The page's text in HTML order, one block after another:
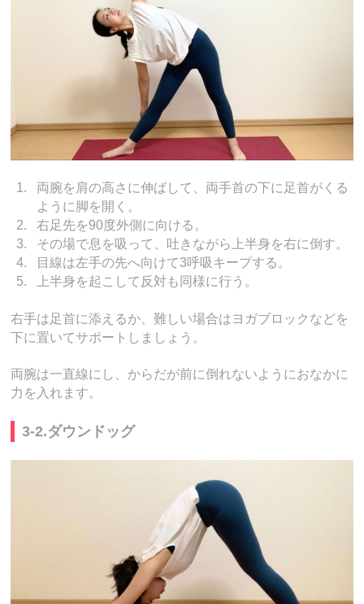
両腕を肩の高さに伸ばして、両手首の下に足首がくる
ように脚を開く。
右足先を90度外側に向ける。
その場で息を吸って、吐きながら上半身を右に倒す。
目線は左手の先へ向けて3呼吸キープする。
上半身を起こして反対も同様に行う。
右手は足首に添えるか、難しい場合はヨガブロックなどを
下に置いてサポートしましょう。
両腕は一直線にし、からだが前に倒れないようにおなかに
力を入れます。
3-2.ダウンドッグ